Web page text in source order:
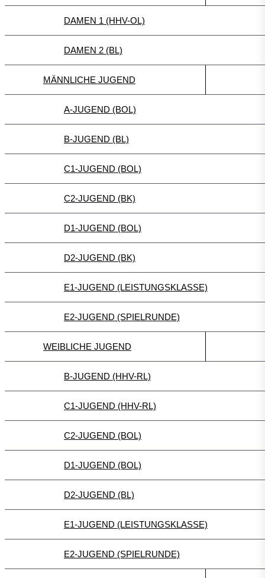
DAMEN 1 (HHV-OL)
DAMEN 2 (BL)
MÄNNLICHE JUGEND
A-JUGEND (BOL)
B-JUGEND (BL)
C1-JUGEND (BOL)
C2-JUGEND (BK)
D1-JUGEND (BOL)
D2-JUGEND (BK)
E1-JUGEND (LEISTUNGSKLASSE)
E2-JUGEND (SPIELRUNDE)
WEIBLICHE JUGEND
B-JUGEND (HHV-RL)
C1-JUGEND (HHV-RL)
C2-JUGEND (BOL)
D1-JUGEND (BOL)
D2-JUGEND (BL)
E1-JUGEND (LEISTUNGSKLASSE)
E2-JUGEND (SPIELRUNDE)